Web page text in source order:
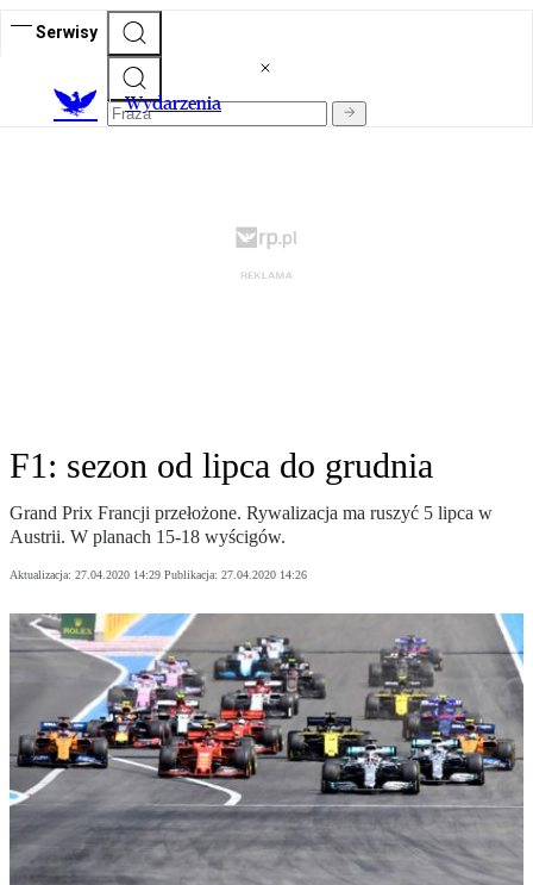
Serwisy
Wydarzenia
F1: sezon od lipca do grudnia
Grand Prix Francji przełożone. Rywalizacja ma ruszyć 5 lipca w
Austrii. W planach 15-18 wyścigów.
Aktualizacja: 27.04.2020 14:29 Publikacja: 27.04.2020 14:26